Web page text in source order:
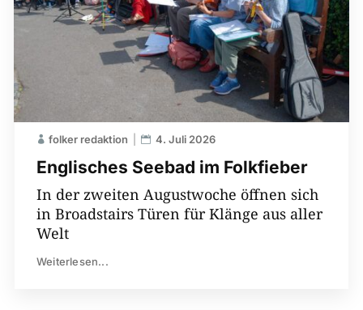
Englisches Seebad im Folkfieber
folker redaktion 4. Juli 2026
In der zweiten Augustwoche öffnen sich
in Broadstairs Türen für Klänge aus aller
Welt
Weiterlesen...